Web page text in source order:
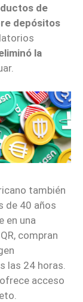
de
depósitos
la
también
de 40 años
en una
compran
las 24 horas.
acceso